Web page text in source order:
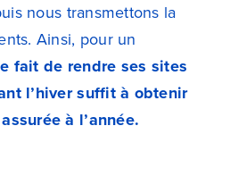
nous transmettons la
Ainsi, pour un
fait de rendre ses sites
l’hiver suffit à obtenir
à l’année.